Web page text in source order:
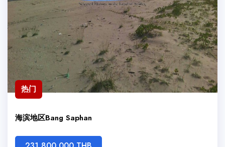
热门
海滨地区Bang Saphan